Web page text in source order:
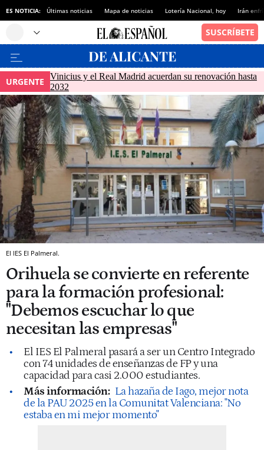
ES NOTICIA: Últimas noticias Mapa de noticias Lotería Nacional, hoy Irán
URGENTE
Vinicius y el Real Madrid acuerdan su renovación hasta
2032
El IES El Palmeral.
Orihuela se convierte en referente
para la formación profesional:
"Debemos escuchar lo que
necesitan las empresas"
El IES El Palmeral pasará a ser un Centro Integrado
con 74 unidades de enseñanzas de FP y una
capacidad para casi 2.000 estudiantes.
Más información: La hazaña de Iago, mejor nota
de la PAU 2025 en la Comunitat Valenciana: "No
estaba en mi mejor momento"